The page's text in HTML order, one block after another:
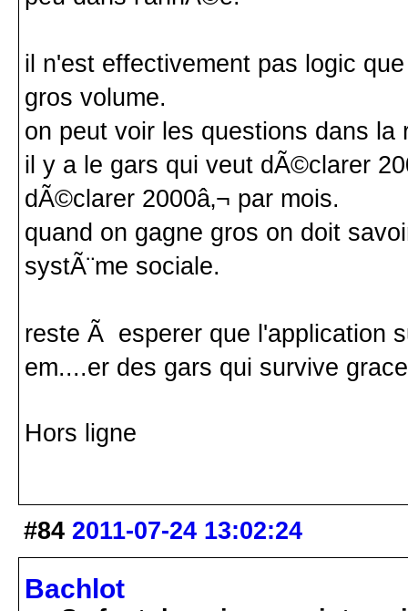
il n'est effectivement pas logic
gros volume.
on peut voir les questions dans la
il y a le gars qui veut dÃ©clarer
dÃ©clarer 2000â‚¬ par mois.
quand on gagne gros on doit
systÃ¨me sociale.
reste Ã esperer que l'application
em....er des gars qui survive
Hors ligne
#84 2011-07-24 13:02:24
Bachlot